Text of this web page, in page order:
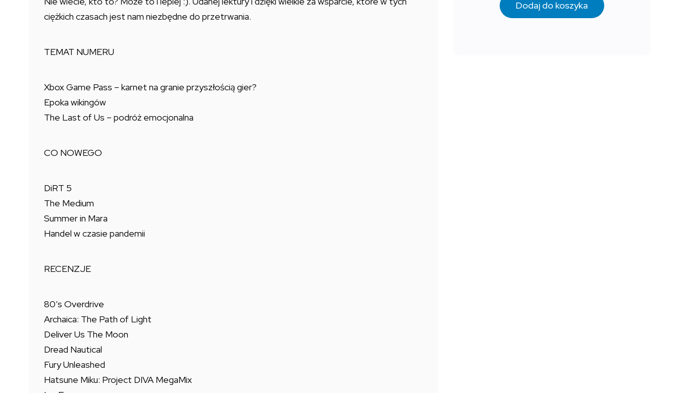
ciężkich czasach jest nam niezbędne do przetrwania.
TEMAT NUMERU
Xbox Game Pass – karnet na granie przyszłością gier?
Epoka wikingów
The Last of Us – podróż emocjonalna
CO NOWEGO
DiRT 5
The Medium
Summer in Mara
Handel w czasie pandemii
RECENZJE
80’s Overdrive
Archaica: The Path of Light
Deliver Us The Moon
Dread Nautical
Fury Unleashed
Hatsune Miku: Project DIVA MegaMix
Dodaj do koszyka